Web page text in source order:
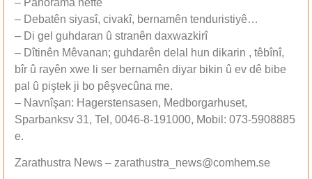
– Debatên siyasî, civakî, bernamên tenduristiyê…
– Di gel guhdaran û stranên daxwazkirî
– Dîtinên Mêvanan; guhdarên delal hun dikarin , têbînî,
bîr û rayên xwe li ser bernamên diyar bikin û ev dê bibe
pal û piştek ji bo pêşvecûna me.
– Navnîşan: Hagerstensasen, Medborgarhuset,
Sparbanksv 31, Tel, 0046-8-191000, Mobil: 073-5908885
e.
Zarathustra News – zarathustra_news@comhem.se